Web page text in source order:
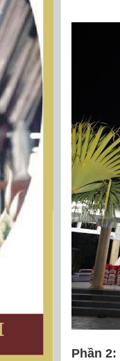
Phần